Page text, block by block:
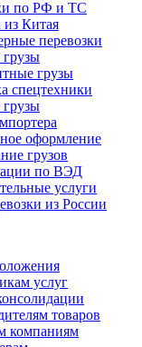
по РФ и ТС
из Китая
перевозки
грузы
спецтехники
оформление
грузов
по ВЭД
услуги
из России
услуг
товаров
компаниям